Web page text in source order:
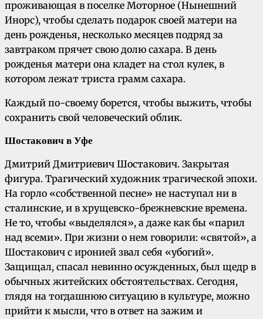
проживающая в поселке Моторное (Нынешний
Инорс), чтобы сделать подарок своей матери на
день рожденья, несколько месяцев подряд за
завтраком прячет свою долю сахара. В день
рожденья матери она кладет на стол кулек, в
котором лежат триста грамм сахара.
Каждый по-своему борется, чтобы выжить, чтобы
сохранить свой человеческий облик.
Шостакович в Уфе
Дмитрий Дмитриевич Шостакович. Закрытая
фигура. Трагический художник трагической эпохи.
На горло «собственной песне» не наступал ни в
сталинские, и в хрущевско-брежневские времена.
Не то, чтобы «выделялся», а даже как бы «парил
над всеми». При жизни о нем говорили: «святой», а
Шостакович с иронией звал себя «убогий».
Защищал, спасал невинно осужденных, был щедр в
обычных житейских обстоятельствах. Сегодня,
глядя на тогдашнюю ситуацию в культуре, можно
прийти к мысли, что в ответ на зажим и